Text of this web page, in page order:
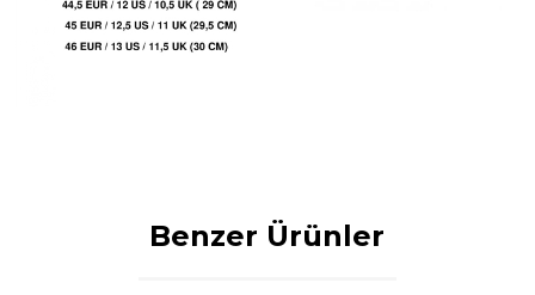
EUR SIZE Bu sizin gerçek ayakkabı numaranızdır.
Ayak numarınızı sipariş derlemelerinden önce bu formüllere göre
hesaplama yaparak sipariş oluşturun.
36 EUR / 6 ABD / 3,5 UKBenzer Ürünler